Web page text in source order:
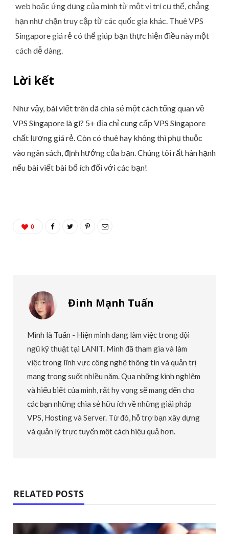
web hoặc ứng dụng của mình từ một vị trí cụ thể, chẳng
hạn như chặn truy cập từ các quốc gia khác. Thuê VPS
Singapore giá rẻ có thể giúp bạn thực hiện điều này một
cách dễ dàng.
Lời kết
Như vậy, bài viết trên đã chia sẻ một cách tổng quan về
VPS Singapore là gì? 5+ địa chỉ cung cấp VPS Singapore
chất lượng giá rẻ. Còn có thuê hay không thì phụ thuộc
vào ngân sách, định hướng của bạn. Chúng tôi rất hân hạnh
nếu bài viết bài bổ ích đối với các bạn!
0
Đinh Mạnh Tuấn
Mình là Tuấn - Hiện mình đang làm việc trong đội
ngũ kỹ thuật tại LANIT. Mình đã tham gia và làm
việc trong lĩnh vực công nghệ thông tin và quản trị
mạng trong suốt nhiều năm. Qua những kinh nghiệm
và hiểu biết của mình, rất hy vọng sẽ mang đến cho
các bạn những chia sẻ hữu ích về những giải pháp
VPS, Hosting và Server. Từ đó, hỗ trợ bạn xây dựng
và quản lý trực tuyến một cách hiệu quả hơn.
RELATED POSTS